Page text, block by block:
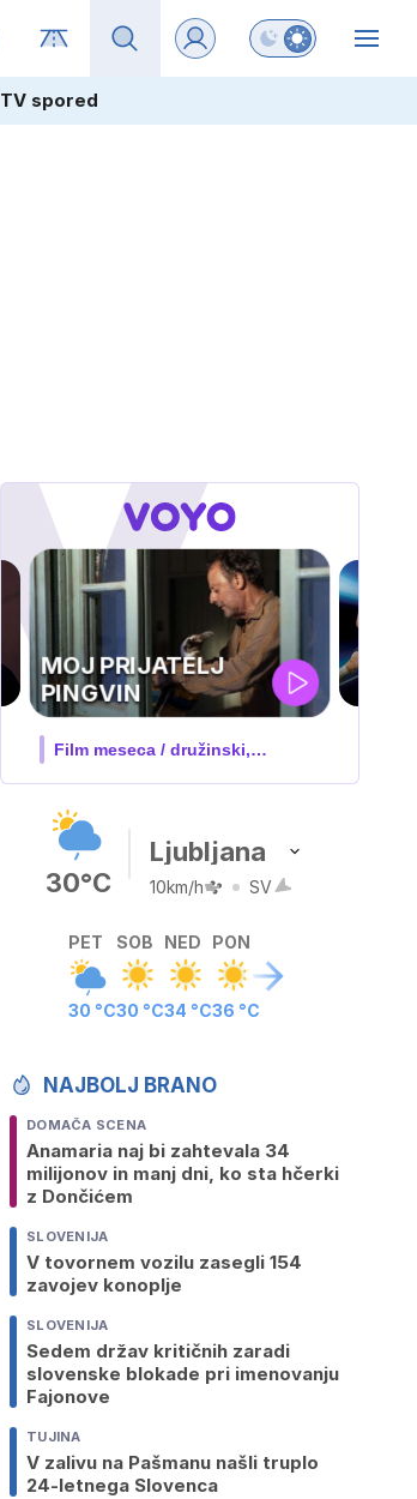
Preklopi barvni
TV spored
UEFA
SUPERPOKAL
V živo na VOYO: sreda ob 20.30
30°C
Ljubljana
10km/h SV
PET
30 °C
SOB
30 °C
NED
34 °C
PON
36 °C
NAJBOLJ BRANO
DOMAČA SCENA
Anamaria naj bi zahtevala 34
milijonov in manj dni, ko sta hčerki
z Dončićem
SLOVENIJA
V tovornem vozilu zasegli 154
zavojev konoplje
SLOVENIJA
Sedem držav kritičnih zaradi
slovenske blokade pri imenovanju
Fajonove
TUJINA
V zalivu na Pašmanu našli truplo
24-letnega Slovenca